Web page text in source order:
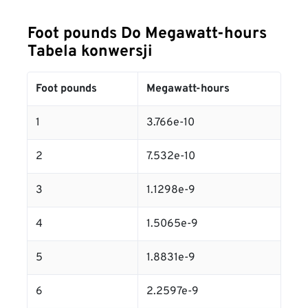
Foot pounds Do Megawatt-hours
Tabela konwersji
Foot pounds Megawatt-hours
1 3.766e-10
2 7.532e-10
3 1.1298e-9
4 1.5065e-9
5 1.8831e-9
6 2.2597e-9